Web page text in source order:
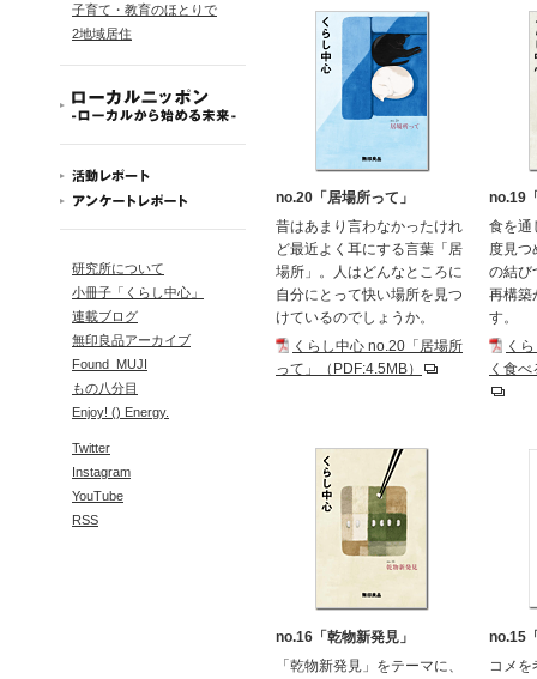
子育て・教育のほとりで
2地域居住
研究所について
小冊子「くらし中心」
連載ブログ
無印良品アーカイブ
Found_MUJI
もの八分目
Enjoy! () Energy.
Twitter
Instagram
YouTube
RSS
no.20「居場所って」
昔はあまり言わなかったけれ
ど最近よく耳にする言葉「居
場所」。人はどんなところに
自分にとって快い場所を見つ
けているのでしょうか。
no.19
食を通
度見つ
の結び
再構築
す。
くらし中心 no.20「居場所
って」（PDF:4.5MB）
く
く食
no.16「乾物新発見」
「乾物新発見」をテーマに、
no.15
コメを